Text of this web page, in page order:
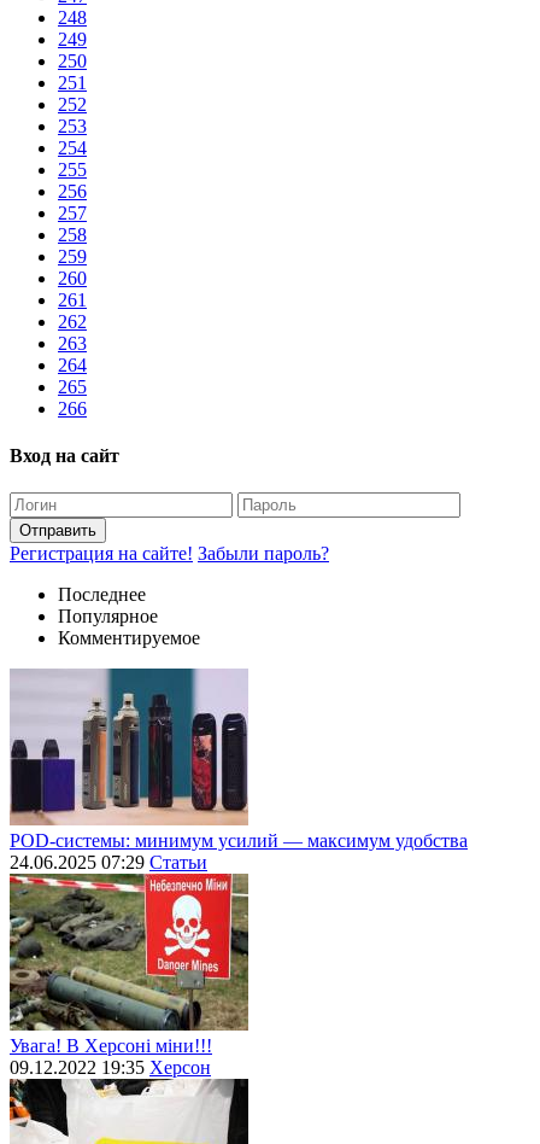
248
249
250
251
252
253
254
255
256
257
258
259
260
261
262
263
264
265
266
Вход на сайт
Отправить
Регистрация на сайте! Забыли пароль?
Последнее
Популярное
Комментируемое
POD-системы: минимум усилий — максимум удобства
24.06.2025 07:29 Статьи
Увага! В Херсоні міни!!!
09.12.2022 19:35 Херсон